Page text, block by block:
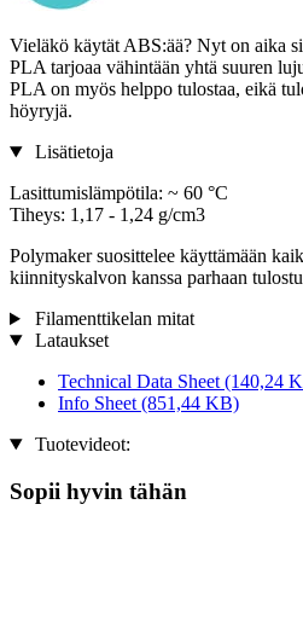
Vieläkö käytät ABS:ää? Nyt on aika
PLA tarjoaa vähintään yhtä suuren
PLA on myös helppo tulostaa, eikä
höyryjä.
Lisätietoja
Lasittumislämpötila: ~ 60 °C
Tiheys: 1,17 - 1,24 g/cm3
Polymaker suosittelee käyttämään
kiinnityskalvon kanssa parhaan
Filamenttikelan mitat
Lataukset
Technical Data Sheet (140,24
Info Sheet (851,44 KB)
Tuotevideot:
Sopii hyvin tähän